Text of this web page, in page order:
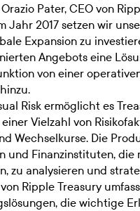
Pater, CEO von
Jahr 2017 setzen wir
Expansion zu
Angebots eine
von einer
Risk ermöglicht es
Vielzahl von
Wechselkurse. Die
und Finanzinstituten,
zu analysieren und
Ripple Treasury
die wichtige